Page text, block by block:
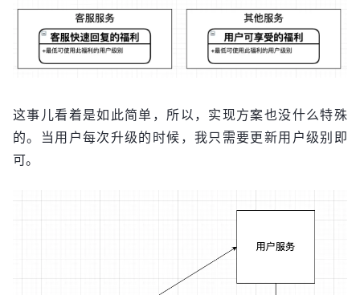
这事儿看着是如此简单，所以，实现方案也没什么特殊
的。当用户每次升级的时候，我只需要更新用户级别即
可。